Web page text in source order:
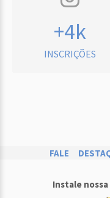
+4k
INSCRIÇÕES
FALE
Instale